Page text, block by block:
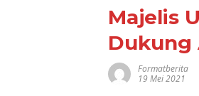
Majelis
Dukung
Formatberita
19 Mei 2021